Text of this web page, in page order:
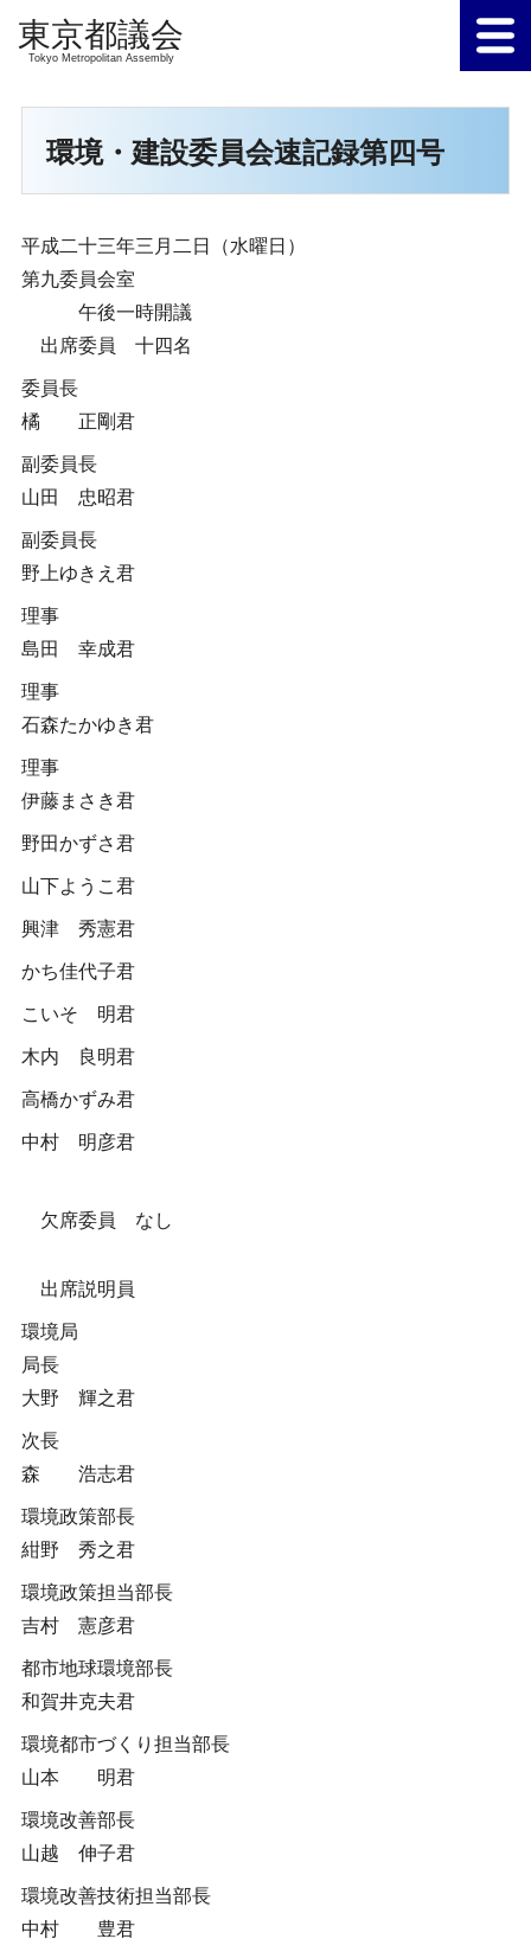
Tokyo Metropolitan Assembly
環境・建設委員会速記録第四号
平成二十三年三月二日（水曜日）
第九委員会室
午後一時開議
出席委員 十四名
委員長
橘 正剛君
副委員長
山田 忠昭君
副委員長
野上ゆきえ君
理事
島田 幸成君
理事
石森たかゆき君
理事
伊藤まさき君
野田かずさ君
山下ようこ君
興津 秀憲君
かち佳代子君
こいそ 明君
木内 良明君
高橋かずみ君
中村 明彦君
欠席委員 なし
出席説明員
環境局
局長
大野 輝之君
次長
森 浩志君
環境政策部長
紺野 秀之君
環境政策担当部長
吉村 憲彦君
都市地球環境部長
和賀井克夫君
環境都市づくり担当部長
山本 明君
環境改善部長
山越 伸子君
環境改善技術担当部長
中村 豊君